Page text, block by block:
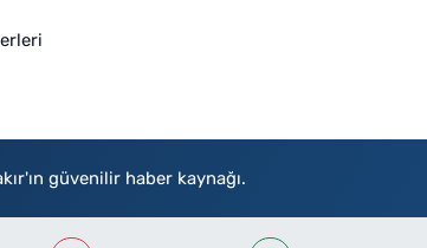
güvenilir haber kaynağı.